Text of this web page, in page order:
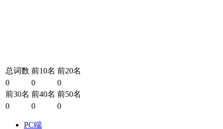
总词数 前10名 前20名
0
0
0
前30名 前40名 前50名
0
0 0
PC端